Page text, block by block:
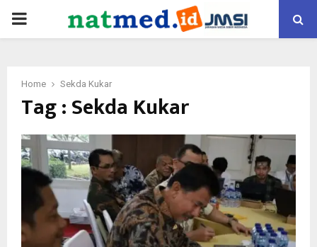
PRIMARY
Home Sekda Kukar
Tag : Sekda Kukar